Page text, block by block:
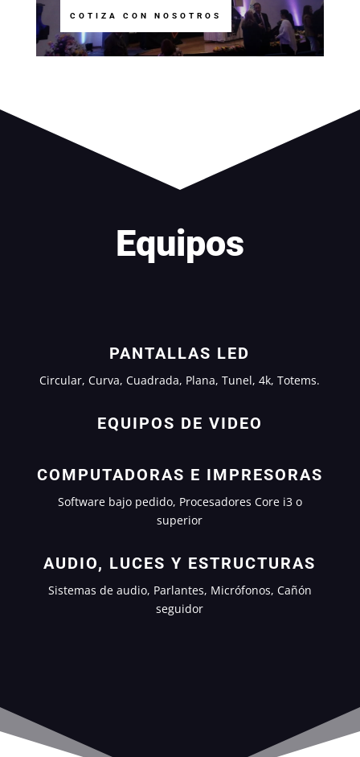
COTIZA CON NOSOTROS
Equipos
PANTALLAS LED
Circular, Curva, Cuadrada, Plana, Tunel, 4k, Totems.
EQUIPOS DE VIDEO
COMPUTADORAS E IMPRESORAS
Software bajo pedido, Procesadores Core i3 o
superior
AUDIO, LUCES Y ESTRUCTURAS
Sistemas de audio, Parlantes, Micrófonos, Cañón
seguidor